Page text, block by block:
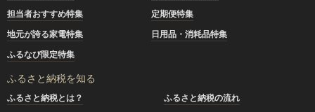
担当者おすすめ特集
定期便特集
地元が誇る家電特集
日用品・消耗品特集
ふるなび限定特集
ふるさと納税を知る
ふるさと納税とは？
ふるさと納税の流れ